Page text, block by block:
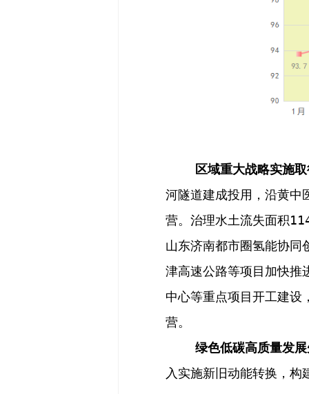
区域重大战略实施
河隧道建成投用 ， 沿黄中
营。治理水土流失面积
山东济南都市圈氢能协同
津高速公路等项目加快推
中心等重点项目开工建设
营。
绿色低碳高质量发
入实施新旧动能转换，